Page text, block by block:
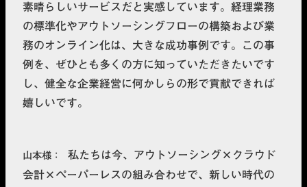
素晴らしいサービスだと実感しています。経理業務
の標準化やアウトソーシングフローの構築および業
務のオンライン化は、大きな成功事例です。この事
例を、ぜひとも多くの方に知っていただきたいです
し、健全な企業経営に何かしらの形で貢献できれば
嬉しいです。
山本様
私たちは今、アウトソーシング×クラウド
会計×ペーパーレスの組み合わせで、新しい時代の